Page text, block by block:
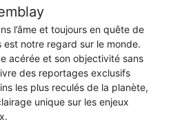
l’âme et toujours en quête de
est notre regard sur le monde.
acérée et son objectivité sans
des reportages exclusifs
les plus reculés de la planète,
unique sur les enjeux